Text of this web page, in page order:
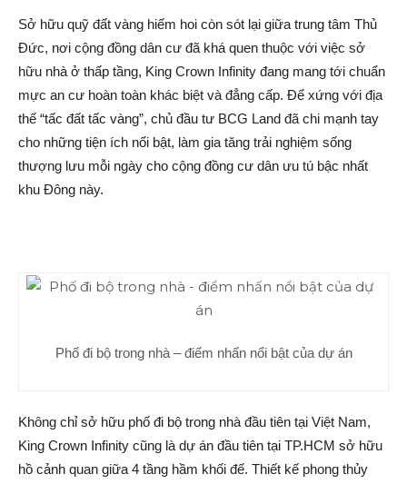
Sở hữu quỹ đất vàng hiếm hoi còn sót lại giữa trung tâm Thủ
Đức, nơi cộng đồng dân cư đã khá quen thuộc với việc sở
hữu nhà ở thấp tầng, King Crown Infinity đang mang tới chuẩn
mực an cư hoàn toàn khác biệt và đẳng cấp. Để xứng với địa
thế “tấc đất tấc vàng”, chủ đầu tư BCG Land đã chi mạnh tay
cho những tiện ích nổi bật, làm gia tăng trải nghiệm sống
thượng lưu mỗi ngày cho cộng đồng cư dân ưu tú bậc nhất
khu Đông này.
Phố đi bộ trong nhà – điểm nhấn nổi bật của dự án
Không chỉ sở hữu phố đi bộ trong nhà đầu tiên tại Việt Nam,
King Crown Infinity cũng là dự án đầu tiên tại TP.HCM sở hữu
hồ cảnh quan giữa 4 tầng hầm khối đế. Thiết kế phong thủy